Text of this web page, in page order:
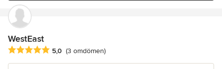
WestEast
Genomsnittligt omdöme: 5 av 5 stjärnor
5,0 (3 omdömen)